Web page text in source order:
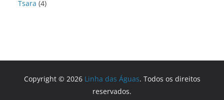
Tsara (4)
Copyright © 2026 Linha das Águas. Todos os direitos
reservados.